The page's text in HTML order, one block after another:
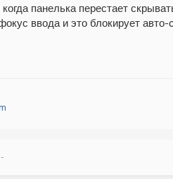
панелька перестает
ввода и это блокирует авто-